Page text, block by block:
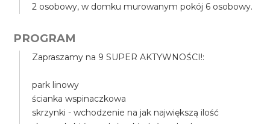
2 osobowy, w domku murowanym pokój 6 osobowy.
PROGRAM
Zapraszamy na 9 SUPER AKTYWNOŚCI!:
park linowy
ścianka wspinaczkowa
skrzynki - wchodzenie na jak największą ilość